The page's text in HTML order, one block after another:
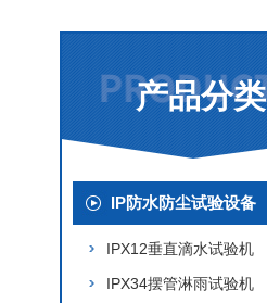
产品分类
IP防水防尘试验设备
IPX12垂直滴水试验机
IPX34摆管淋雨试验机